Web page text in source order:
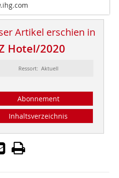
Artikel erschien in
Hotel/2020
Ressort: Aktuell
Abonnement
Inhaltsverzeichnis